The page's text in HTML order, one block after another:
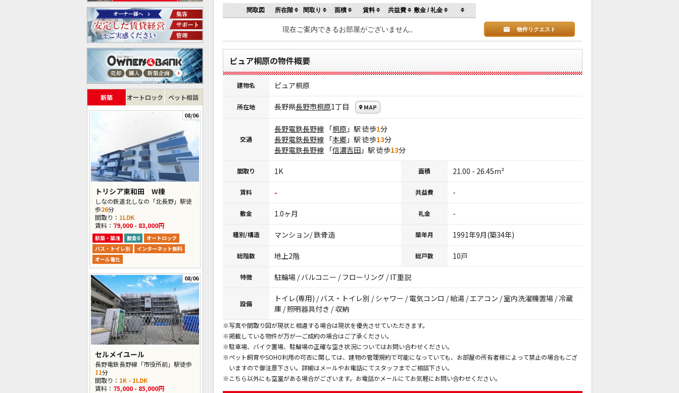
新築 オートロック ペット相談
08/06
トリシア東和田 W棟
しなの鉄道北しなの「北長野」駅徒
歩26分
間取り： 1LDK
賃料： 79,000 - 83,000円
新築・築浅 敷金0
オートロック
バス・トイレ別
インターネット無料
オール電化
08/06
セルメイユール
長野電鉄長野線「市役所前」駅徒歩
11分
間取り： 1K - 1LDK
賃料： 75,000 - 85,000円
間取図 所在階 間取り 面積 賃料 共益費 敷金 / 礼金
現在ご案内できるお部屋がございません。 物件リクエスト
ピュア桐原の物件概要
建物名 ピュア桐原
所在地 長野県長野市桐原1丁目 MAP
交通
長野電鉄長野線 「桐原 」駅 徒歩1分
長野電鉄長野線 「本郷 」駅 徒歩13分
長野電鉄長野線 「信濃吉田 」駅 徒歩13分
間取り 1K 面積 21.00 - 26.45m²
賃料 - 共益費 -
敷金 1.0ヶ月 礼金 -
種別/構造 マンション/ 鉄骨造 築年月 1991年9月(築34年)
総階数 地上2階 総戸数 10戸
特徴 駐輪場 / バルコニー / フローリング / IT重説
設備
トイレ(専用) / バス・トイレ別 / シャワー / 電気コンロ / 給湯 / エアコン / 室内洗濯機置場 / 冷蔵
庫 / 照明器具付き / 収納
※写真や間取り図が現状と相違する場合は現状を優先させていただきます。
※掲載している物件が万が一ご成約の場合はご了承ください。
※駐車場、バイク置場、駐輪場の正確な空き状況についてはお問い合わせください。
※ペット飼育やSOHO利用の可否に関しては、建物の管理規約で可能になっていても、お部屋の所有者様によって禁止の場合もござ
いますので御注意下さい。詳細はメールやお電話にてスタッフまでご相談下さい。
※こちら以外にも空室がある場合がございます。お電話かメールにてお気軽にお問い合わせください。